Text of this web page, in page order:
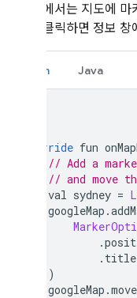
다음 예에서는 지도에
마커를 클릭하면 정보
Kotlin Java
override fun
// Add a
// and move
val sydney =
googleMap .
.
. title
)
googleMap .